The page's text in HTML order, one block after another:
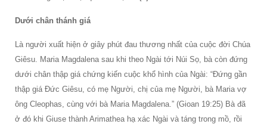
Dưới chân thánh giá
Là người xuất hiện ở giây phút đau thương nhất của cuộc đời Chúa
Giêsu. Maria Magdalena sau khi theo Ngài tới Núi Sọ, bà còn đứng
dưới chân thập giá chứng kiến cuộc khổ hình của Ngài: “Đứng gần
thập giá Đức Giêsu, có mẹ Người, chị của mẹ Người, bà Maria vợ
ông Cleophas, cùng với bà Maria Magdalena.” (Gioan 19:25) Bà đã
ở đó khi Giuse thành Arimathea hạ xác Ngài và táng trong mồ, rồi